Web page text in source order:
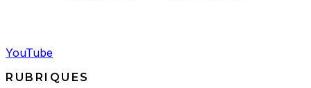
YouTube
RUBRIQUES